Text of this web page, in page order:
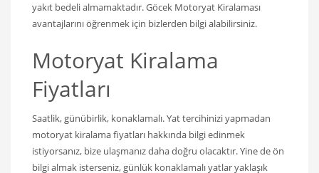
yakıt bedeli almamaktadır. Göcek Motoryat Kiralaması
avantajlarını öğrenmek için bizlerden bilgi alabilirsiniz.
Motoryat Kiralama
Fiyatları
Saatlik, günübirlik, konaklamalı. Yat tercihinizi yapmadan
motoryat kiralama fiyatları hakkında bilgi edinmek
istiyorsanız, bize ulaşmanız daha doğru olacaktır. Yine de ön
bilgi almak isterseniz, günlük konaklamalı yatlar yaklaşık